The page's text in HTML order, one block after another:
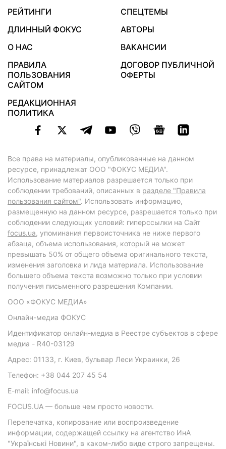
РЕЙТИНГИ
СПЕЦТЕМЫ
ДЛИННЫЙ ФОКУС
АВТОРЫ
О НАС
ВАКАНСИИ
ПРАВИЛА
ПОЛЬЗОВАНИЯ
САЙТОМ
ДОГОВОР ПУБЛИЧНОЙ
ОФЕРТЫ
РЕДАКЦИОННАЯ
ПОЛИТИКА
Все права на материалы, опубликованные на данном
ресурсе, принадлежат ООО "ФОКУС МЕДИА".
Использование материалов разрешается только при
соблюдении требований, описанных в разделе "Правила
пользования сайтом". Использовать информацию,
размещенную на данном ресурсе, разрешается только при
соблюдении следующих условий: гиперссылки на Сайт
focus.ua, упоминания первоисточника не ниже первого
абзаца, объема использования, который не может
превышать 50% от общего объема оригинального текста,
изменения заголовка и лида материала. Использование
большего объема текста возможно только при условии
получения письменного разрешения Компании.
ООО «ФОКУС МЕДИА»
Онлайн-медиа ФОКУС
Идентификатор онлайн-медиа в Реестре субъектов в сфере
медиа - R40-03129
Адрес: 01133, г. Киев, бульвар Леси Украинки, 26
Телефон: +38 044 207 45 54
E-mail: info@focus.ua
FOCUS.UA — больше чем просто новости.
Перепечатка, копирование или воспроизведение
информации, содержащей ссылку на агентство ИнА
"Українські Новини", в каком-либо виде строго запрещены.